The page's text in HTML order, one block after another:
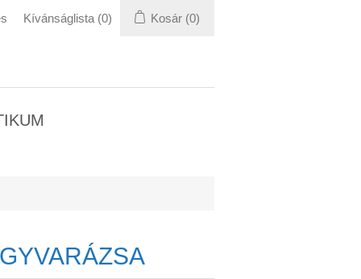
Kívánságlista (0) Kosár (0)